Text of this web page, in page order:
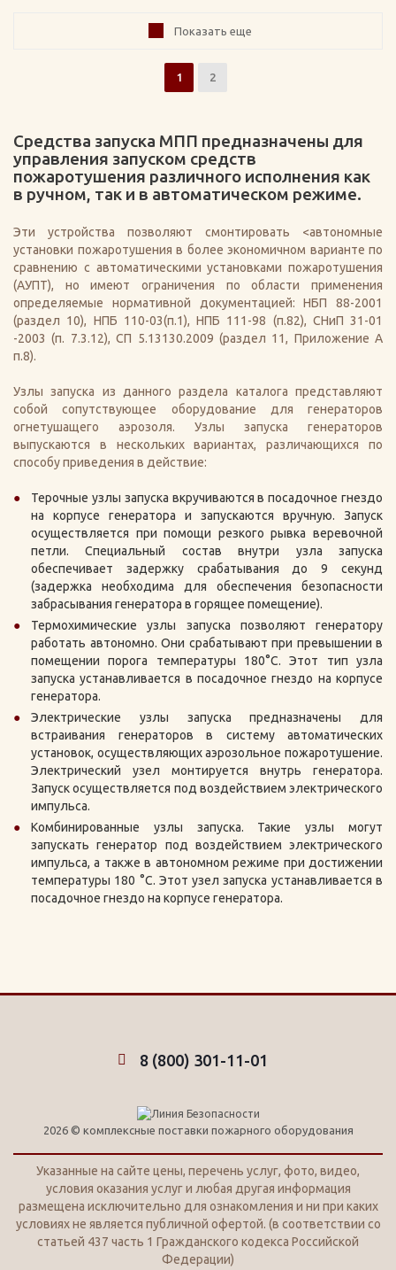
Показать еще
1 2
Средства запуска МПП предназначены для
управления запуском средств
пожаротушения различного исполнения как
в ручном, так и в автоматическом режиме.
Эти устройства позволяют смонтировать <автономные
установки пожаротушения в более экономичном варианте по
сравнению с автоматическими установками пожаротушения
(АУПТ), но имеют ограничения по области применения
определяемые нормативной документацией: НБП 88-2001
(раздел 10), НПБ 110-03(п.1), НПБ 111-98 (п.82), СНиП 31-01
-2003 (п. 7.3.12), СП 5.13130.2009 (раздел 11, Приложение А
п.8).
Узлы запуска из данного раздела каталога представляют
собой сопутствующее оборудование для генераторов
огнетушащего аэрозоля. Узлы запуска генераторов
выпускаются в нескольких вариантах, различающихся по
способу приведения в действие:
Терочные узлы запуска вкручиваются в посадочное гнездо
на корпусе генератора и запускаются вручную. Запуск
осуществляется при помощи резкого рывка веревочной
петли. Специальный состав внутри узла запуска
обеспечивает задержку срабатывания до 9 секунд
(задержка необходима для обеспечения безопасности
забрасывания генератора в горящее помещение).
Термохимические узлы запуска позволяют генератору
работать автономно. Они срабатывают при превышении в
помещении порога температуры 180°С. Этот тип узла
запуска устанавливается в посадочное гнездо на корпусе
генератора.
Электрические узлы запуска предназначены для
встраивания генераторов в систему автоматических
установок, осуществляющих аэрозольное пожаротушение.
Электрический узел монтируется внутрь генератора.
Запуск осуществляется под воздействием электрического
импульса.
Комбинированные узлы запуска. Такие узлы могут
запускать генератор под воздействием электрического
импульса, а также в автономном режиме при достижении
температуры 180 °С. Этот узел запуска устанавливается в
посадочное гнездо на корпусе генератора.
8 (800) 301-11-01
2026 © комплексные поставки пожарного оборудования
Указанные на сайте цены, перечень услуг, фото, видео,
условия оказания услуг и любая другая информация
размещена исключительно для ознакомления и ни при каких
условиях не является публичной офертой. (в соответствии со
статьей 437 часть 1 Гражданского кодекса Российской
Федерации)